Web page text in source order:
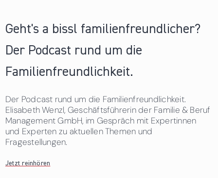
Geht's a bissl familienfreundlicher?
Der Podcast rund um die
Familienfreundlichkeit.
Der Podcast rund um die Familienfreundlichkeit.
Elisabeth Wenzl, Geschäftsführerin der Familie & Beruf
Management GmbH, im Gespräch mit Expertinnen
und Experten zu aktuellen Themen und
Fragestellungen.
Jetzt reinhören